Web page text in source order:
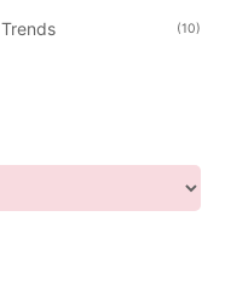
Trends 10